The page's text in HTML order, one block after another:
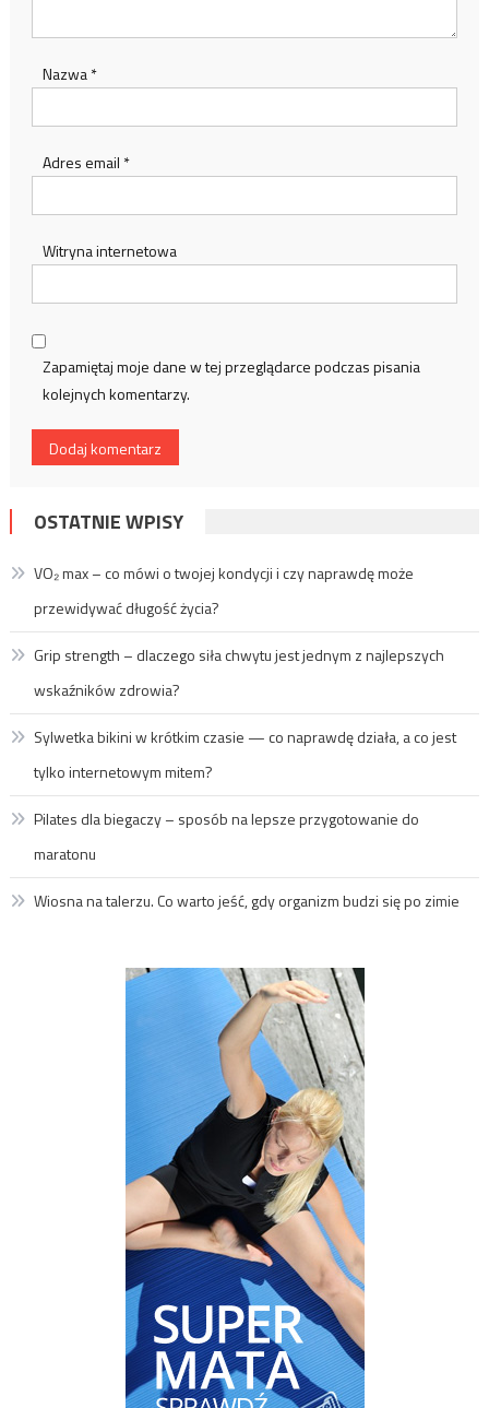
Nazwa*
Adres email *
Witryna internetowa
Zapamiętaj moje dane w tej przeglądarce podczas pisania
kolejnych komentarzy.
OSTATNIE WPISY
VO₂ max – co mówi o twojej kondycji i czy naprawdę może
przewidywać długość życia?
Grip strength – dlaczego siła chwytu jest jednym z najlepszych
wskaźników zdrowia?
Sylwetka bikini w krótkim czasie — co naprawdę działa, a co jest
tylko internetowym mitem?
Pilates dla biegaczy – sposób na lepsze przygotowanie do
maratonu
Wiosna na talerzu. Co warto jeść, gdy organizm budzi się po zimie